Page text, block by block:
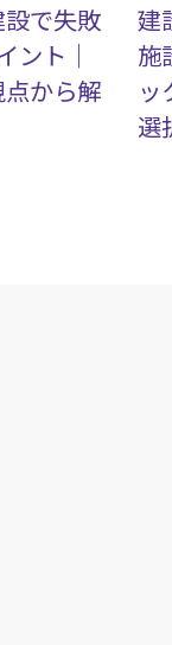
で失敗
ント｜
から解
建
施
選